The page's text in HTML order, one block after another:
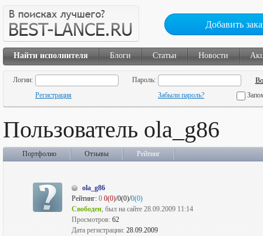
Добавить
Найти исполнителя Блоги Статьи Новости
Логин:
Пароль:
Регистрация
Забыли пароль?
Пользователь ola_g86
Портфолио Отзывы Рейтинг
ola_g86
Рейтинг: 0 0(0)/0(0)/0(0)
Свободен, был на сайте 28.09.2009 11:14
Просмотров: 62
Дата регистрации: 28.09.2009